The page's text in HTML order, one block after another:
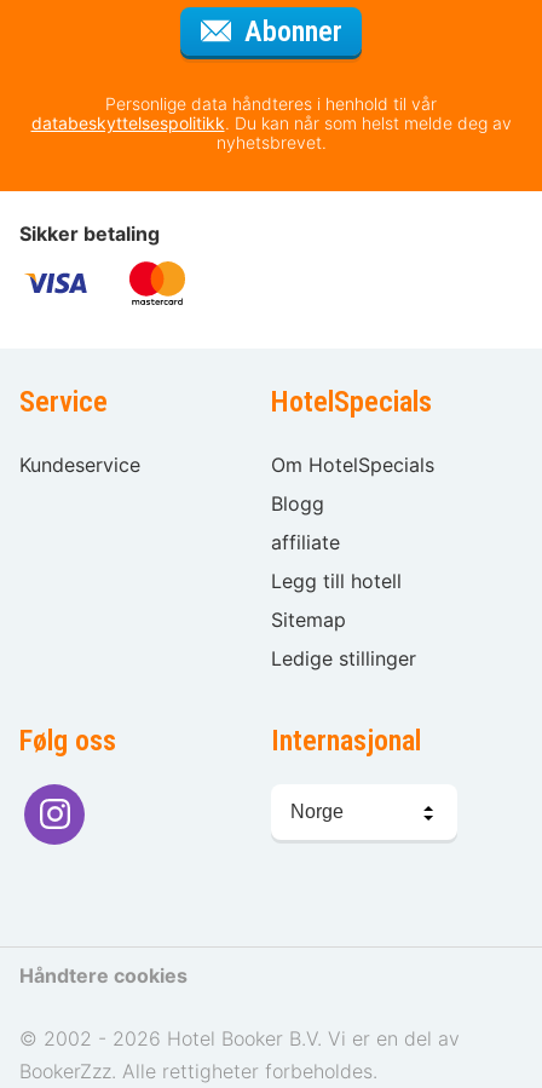
Abonner
Personlige data håndteres i henhold til vår
databeskyttelsespolitikk. Du kan når som helst melde deg av
nyhetsbrevet.
Sikker betaling
Service
Kundeservice
HotelSpecials
Om HotelSpecials
Blogg
affiliate
Legg till hotell
Sitemap
Ledige stillinger
Følg oss Internasjonal
Håndtere cookies
© 2002 - 2026 Hotel Booker B.V. Vi er en del av
BookerZzz. Alle rettigheter forbeholdes.